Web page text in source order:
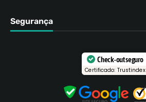
Segurança
Check-out seguro
Certificado: Trustindex